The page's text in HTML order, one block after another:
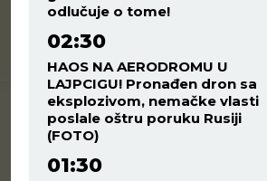
odlučuje o tome!
02:30
HAOS NA AERODROMU U
LAJPCIGU! Pronađen dron sa
eksplozivom, nemačke vlasti
poslale oštru poruku Rusiji
(FOTO)
01:30